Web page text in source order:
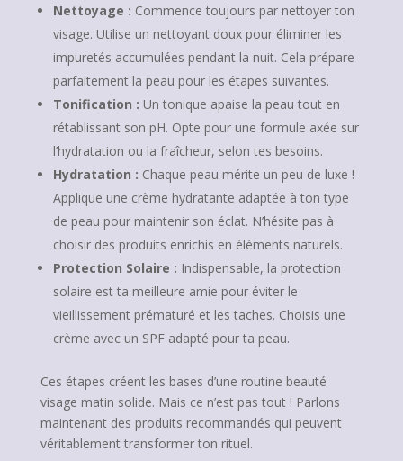
Nettoyage : Commence toujours par nettoyer ton
visage. Utilise un nettoyant doux pour éliminer les
impuretés accumulées pendant la nuit. Cela prépare
parfaitement la peau pour les étapes suivantes.
Tonification : Un tonique apaise la peau tout en
rétablissant son pH. Opte pour une formule axée sur
l’hydratation ou la fraîcheur, selon tes besoins.
Hydratation : Chaque peau mérite un peu de luxe !
Applique une crème hydratante adaptée à ton type
de peau pour maintenir son éclat. N’hésite pas à
choisir des produits enrichis en éléments naturels.
Protection Solaire : Indispensable, la protection
solaire est ta meilleure amie pour éviter le
vieillissement prématuré et les taches. Choisis une
crème avec un SPF adapté pour ta peau.
Ces étapes créent les bases d’une routine beauté
visage matin solide. Mais ce n’est pas tout ! Parlons
maintenant des produits recommandés qui peuvent
véritablement transformer ton rituel.